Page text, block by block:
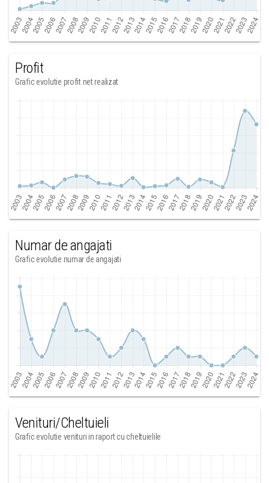
Profit
Grafic evolutie profit net realizat
Numar de angajati
Grafic evolutie numar de angajati
Venituri/Cheltuieli
Grafic evolutie venituri in raport cu cheltuielile